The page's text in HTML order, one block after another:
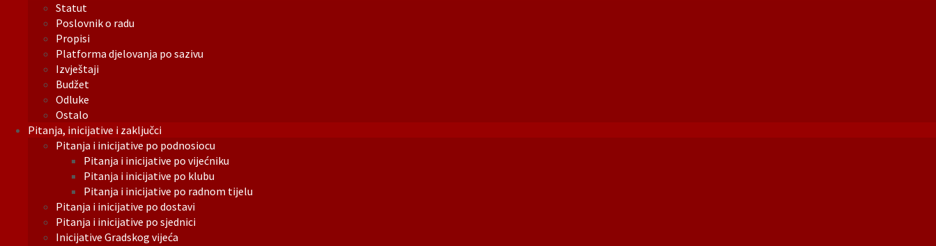
Statut
Poslovnik o radu
Propisi
Platforma djelovanja po sazivu
Izvještaji
Budžet
Odluke
Ostalo
Pitanja, inicijative i zaključci
Pitanja i inicijative po podnosiocu
Pitanja i inicijative po vijećniku
Pitanja i inicijative po klubu
Pitanja i inicijative po radnom tijelu
Pitanja i inicijative po dostavi
Pitanja i inicijative po sjednici
Inicijative Gradskog vijeća